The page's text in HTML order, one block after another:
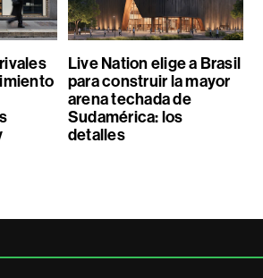
Live Nation elige a Brasil
para construir la mayor
arena techada de
Sudamérica: los
detalles